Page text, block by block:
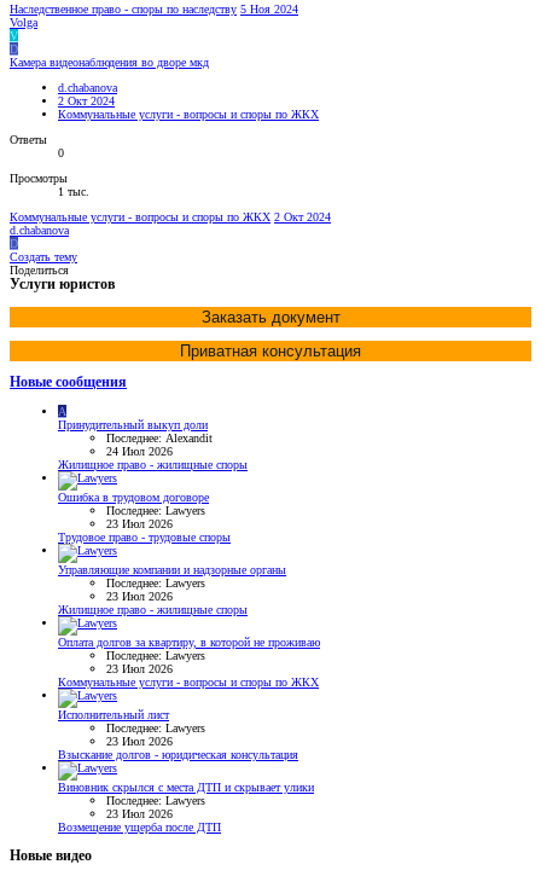
Наследственное право - споры по наследству 5 Ноя 2024
Volga
V
D
Камера видеонаблюдения во дворе мкд
d.chabanova
2 Окт 2024
Коммунальные услуги - вопросы и споры по ЖКХ
Ответы
0
Просмотры
1 тыс.
Коммунальные услуги - вопросы и споры по ЖКХ 2 Окт 2024
d.chabanova
D
Создать тему
Поделиться
Услуги юристов
Заказать документ
Приватная консультация
Новые сообщения
A
Принудительный выкуп доли
Последнее: Alexandit
24 Июл 2026
Жилищное право - жилищные споры
Ошибка в трудовом договоре
Последнее: Lawyers
23 Июл 2026
Трудовое право - трудовые споры
Управляющие компании и надзорные органы
Последнее: Lawyers
23 Июл 2026
Жилищное право - жилищные споры
Оплата долгов за квартиру, в которой не проживаю
Последнее: Lawyers
23 Июл 2026
Коммунальные услуги - вопросы и споры по ЖКХ
Исполнительный лист
Последнее: Lawyers
23 Июл 2026
Взыскание долгов - юридическая консультация
Виновник скрылся с места ДТП и скрывает улики
Последнее: Lawyers
23 Июл 2026
Возмещение ущерба после ДТП
Новые видео